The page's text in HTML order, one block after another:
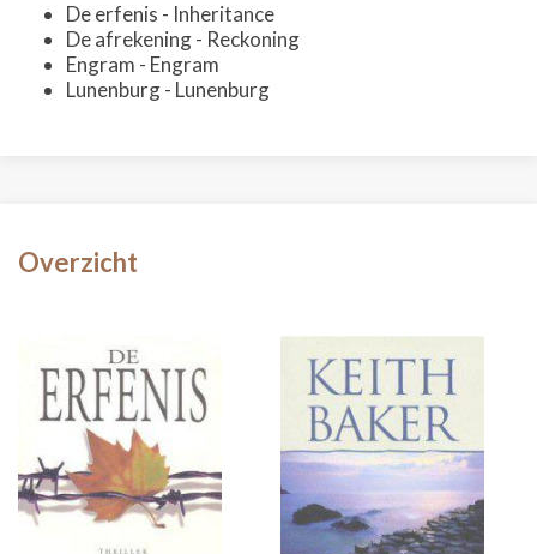
De erfenis - Inheritance
De afrekening - Reckoning
Engram - Engram
Lunenburg - Lunenburg
Overzicht